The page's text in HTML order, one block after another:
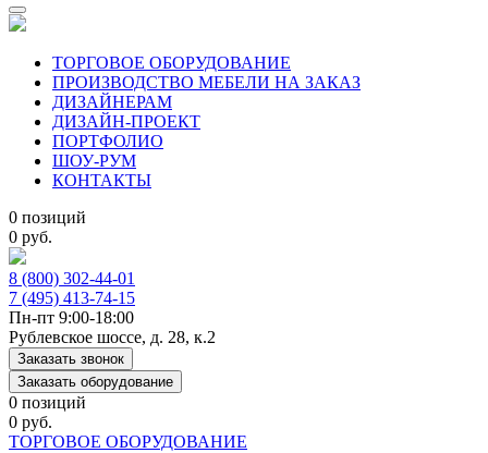
ТОРГОВОЕ ОБОРУДОВАНИЕ
ПРОИЗВОДСТВО МЕБЕЛИ НА ЗАКАЗ
ДИЗАЙНЕРАМ
ДИЗАЙН-ПРОЕКТ
ПОРТФОЛИО
ШОУ-РУМ
КОНТАКТЫ
0 позиций
0 руб.
8 (800) 302-44-01
7 (495) 413-74-15
Пн-пт 9:00-18:00
Рублевское шоссе, д. 28, к.2
Заказать звонок
Заказать оборудование
0 позиций
0 руб.
ТОРГОВОЕ ОБОРУДОВАНИЕ